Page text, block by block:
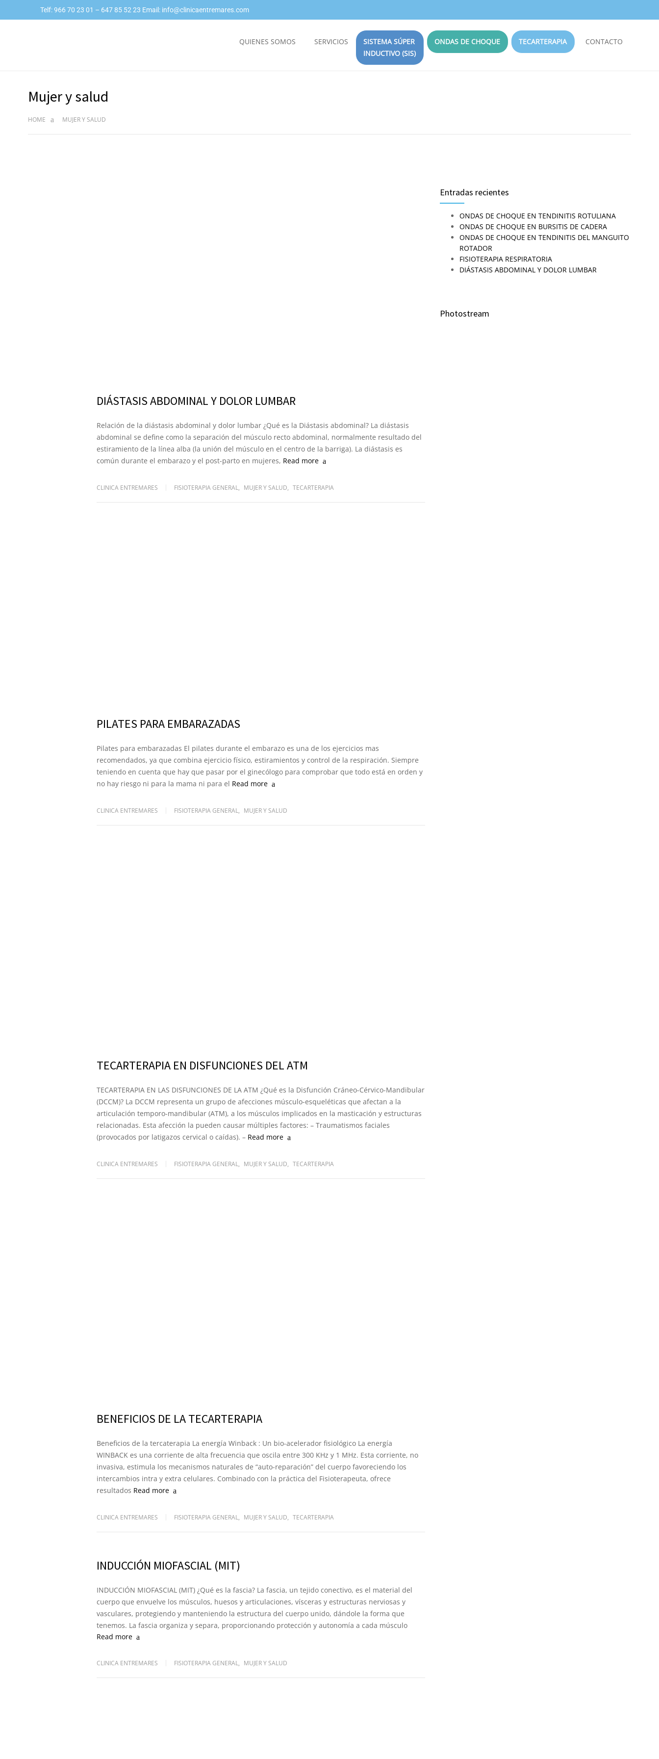
Telf: 966 70 23 01 – 647 85 52 23 Email: info@clinicaentremares.com
QUIENES SOMOS SERVICIOS
SISTEMA SÚPER
INDUCTIVO (SIS)
ONDAS DE CHOQUE TECARTERAPIA CONTACTO
Mujer y salud
HOME MUJER Y SALUD
DIÁSTASIS ABDOMINAL Y DOLOR LUMBAR
Relación de la diástasis abdominal y dolor lumbar ¿Qué es la Diástasis abdominal? La diástasis
abdominal se define como la separación del músculo recto abdominal, normalmente resultado del
estiramiento de la línea alba (la unión del músculo en el centro de la barriga). La diástasis es
común durante el embarazo y el post-parto en mujeres, Read more
CLINICA ENTREMARES FISIOTERAPIA GENERAL, MUJER Y SALUD, TECARTERAPIA
PILATES PARA EMBARAZADAS
Pilates para embarazadas El pilates durante el embarazo es una de los ejercicios mas
recomendados, ya que combina ejercicio físico, estiramientos y control de la respiración. Siempre
teniendo en cuenta que hay que pasar por el ginecólogo para comprobar que todo está en orden y
no hay riesgo ni para la mama ni para el Read more
CLINICA ENTREMARES FISIOTERAPIA GENERAL, MUJER Y SALUD
TECARTERAPIA EN DISFUNCIONES DEL ATM
TECARTERAPIA EN LAS DISFUNCIONES DE LA ATM ¿Qué es la Disfunción Cráneo-Cérvico-Mandibular
(DCCM)? La DCCM representa un grupo de afecciones músculo-esqueléticas que afectan a la
articulación temporo-mandibular (ATM), a los músculos implicados en la masticación y estructuras
relacionadas. Esta afección la pueden causar múltiples factores: – Traumatismos faciales
(provocados por latigazos cervical o caídas). – Read more
CLINICA ENTREMARES FISIOTERAPIA GENERAL, MUJER Y SALUD, TECARTERAPIA
BENEFICIOS DE LA TECARTERAPIA
Beneficios de la tercaterapia La energía Winback : Un bio-acelerador fisiológico La energía
WINBACK es una corriente de alta frecuencia que oscila entre 300 KHz y 1 MHz. Esta corriente, no
invasiva, estimula los mecanismos naturales de “auto-reparación” del cuerpo favoreciendo los
intercambios intra y extra celulares. Combinado con la práctica del Fisioterapeuta, ofrece
resultados Read more
CLINICA ENTREMARES FISIOTERAPIA GENERAL, MUJER Y SALUD, TECARTERAPIA
INDUCCIÓN MIOFASCIAL (MIT)
INDUCCIÓN MIOFASCIAL (MIT) ¿Qué es la fascia? La fascia, un tejido conectivo, es el material del
cuerpo que envuelve los músculos, huesos y articulaciones, vísceras y estructuras nerviosas y
vasculares, protegiendo y manteniendo la estructura del cuerpo unido, dándole la forma que
tenemos. La fascia organiza y separa, proporcionando protección y autonomía a cada músculo
Read more
CLINICA ENTREMARES FISIOTERAPIA GENERAL, MUJER Y SALUD
Entradas recientes
ONDAS DE CHOQUE EN TENDINITIS ROTULIANA
ONDAS DE CHOQUE EN BURSITIS DE CADERA
ONDAS DE CHOQUE EN TENDINITIS DEL MANGUITO
ROTADOR
FISIOTERAPIA RESPIRATORIA
DIÁSTASIS ABDOMINAL Y DOLOR LUMBAR
Photostream